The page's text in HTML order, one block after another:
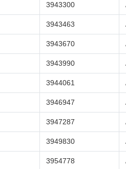
3943300
3943463
3943670
3943990
3944061
3946947
3947287
3949830
3954778